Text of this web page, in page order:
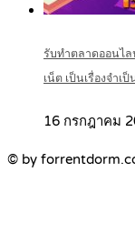
รับทำตลาดออนไ
เน็ต เป็นเรื่องจำเ
16 กรกฎาคม
© by